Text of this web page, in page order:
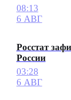
08:13
6 АВГ
Росстат
России
03:28
6 АВГ